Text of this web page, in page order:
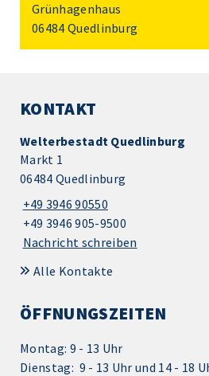
Grünhagenhaus
06484 Quedlinburg
KONTAKT
Welterbestadt Quedlinburg
Markt 1
06484 Quedlinburg
+49 3946 90550
+49 3946 905-9500
Nachricht schreiben
Alle Kontakte
ÖFFNUNGSZEITEN
Montag: 9 - 13 Uhr
Dienstag: 9 - 13 Uhr und 14 - 18